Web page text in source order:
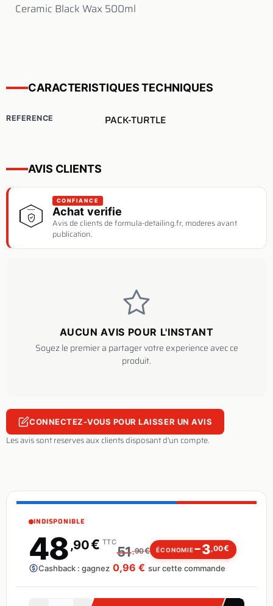
Ceramic Black Wax 500ml
CARACTERISTIQUES TECHNIQUES
REFERENCE PACK-TURTLE
AVIS CLIENTS
CONFIANCE
Achat verifie
Avis de clients de formula-detailing.fr, moderes avant
publication.
AUCUN AVIS POUR L'INSTANT
Soyez le premier a partager votre experience avec ce
produit.
CONNECTEZ-VOUS POUR LAISSER UN AVIS
Les avis sont reserves aux clients disposant d'un compte.
INDISPONIBLE
48,90€ TTC
51,90€ ÉCONOMIE−3,00€
Cashback : gagnez 0,96 € sur cette commande